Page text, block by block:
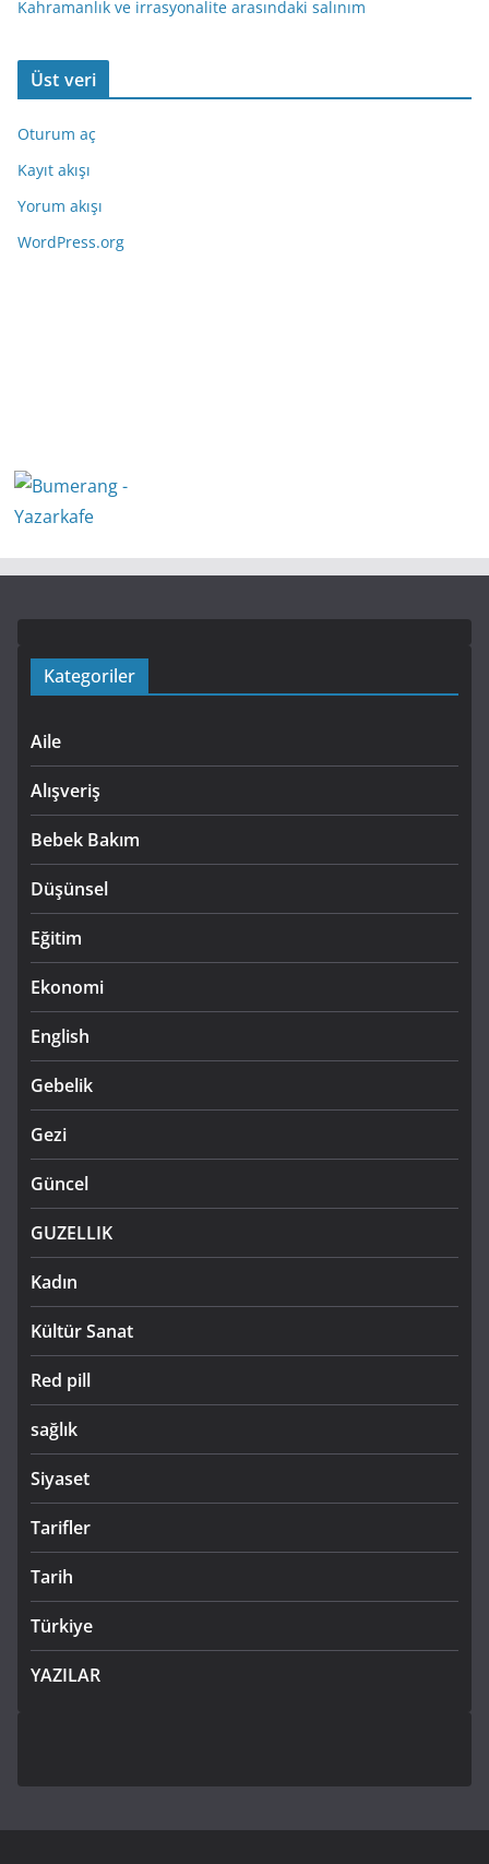
Kahramanlık ve irrasyonalite arasındaki salınım
Üst veri
Oturum aç
Kayıt akışı
Yorum akışı
WordPress.org
Kategoriler
Aile
Alışveriş
Bebek Bakım
Düşünsel
Eğitim
Ekonomi
English
Gebelik
Gezi
Güncel
GUZELLIK
Kadın
Kültür Sanat
Red pill
sağlık
Siyaset
Tarifler
Tarih
Türkiye
YAZILAR